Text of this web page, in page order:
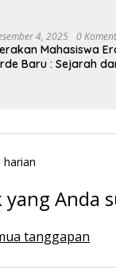
4, 2025 0
Mahasiswa
Baru : Sejarah
Anda
tanggapan